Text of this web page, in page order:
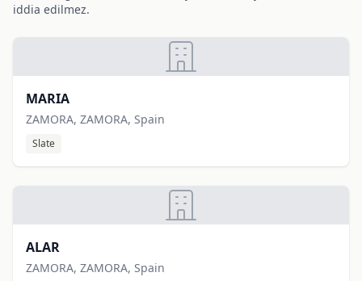
iddia edilmez.
MARIA
ZAMORA, ZAMORA, Spain
Slate
ALAR
ZAMORA, ZAMORA, Spain